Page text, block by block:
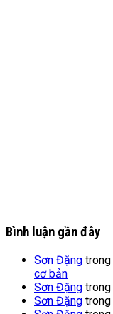
Bình luận gần đây
Sơn Đặng trong
cơ bản
Sơn Đặng trong
Sơn Đặng trong